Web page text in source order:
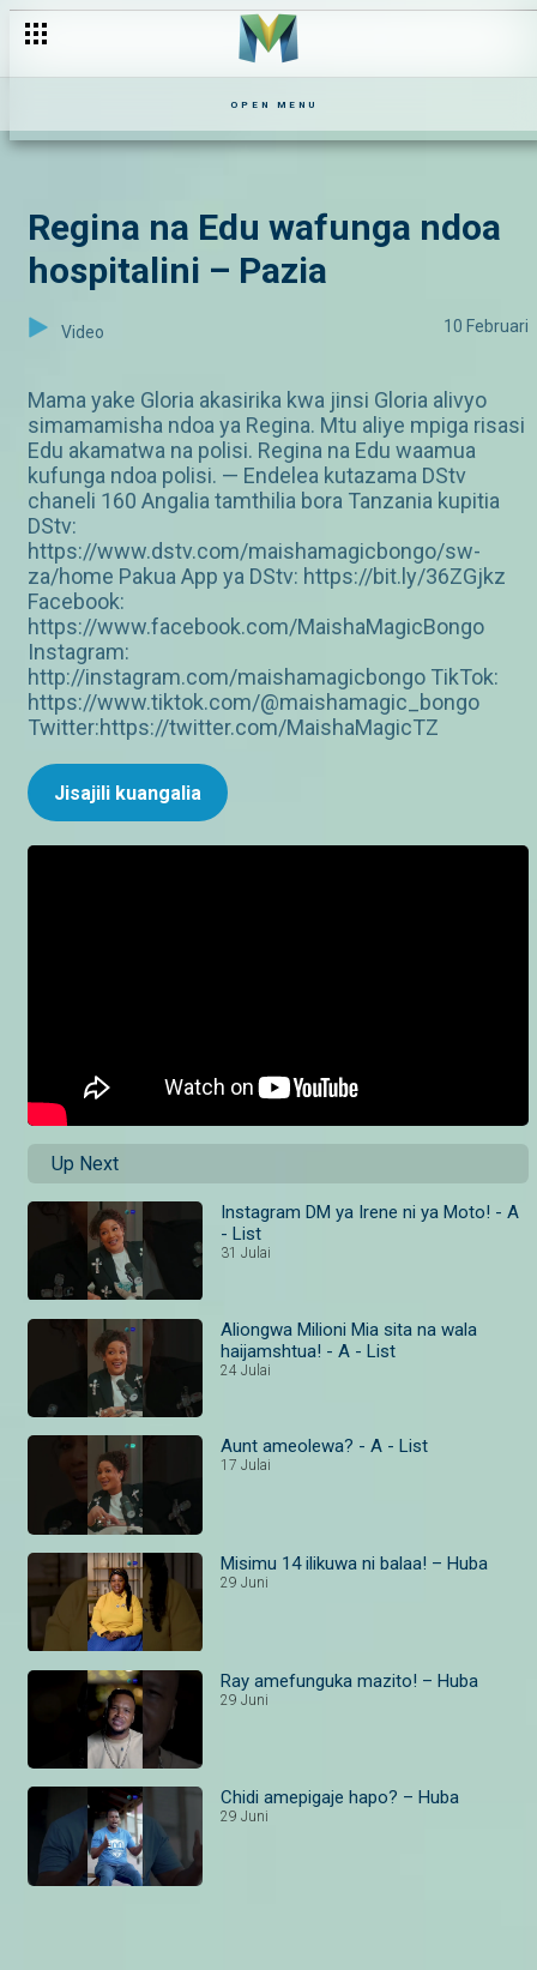
OPEN MENU
Regina na Edu wafunga ndoa
hospitalini – Pazia
Video 10 Februari
Mama yake Gloria akasirika kwa jinsi Gloria alivyo
simamamisha ndoa ya Regina. Mtu aliye mpiga risasi
Edu akamatwa na polisi. Regina na Edu waamua
kufunga ndoa polisi. — Endelea kutazama DStv
chaneli 160 Angalia tamthilia bora Tanzania kupitia
DStv:
https://www.dstv.com/maishamagicbongo/sw-
za/home Pakua App ya DStv: https://bit.ly/36ZGjkz
Facebook:
https://www.facebook.com/MaishaMagicBongo
Instagram:
http://instagram.com/maishamagicbongo TikTok:
https://www.tiktok.com/@maishamagic_bongo
Twitter:https://twitter.com/MaishaMagicTZ
Jisajili kuangalia
Up Next
Instagram DM ya Irene ni ya Moto! - A
- List
31 Julai
Aliongwa Milioni Mia sita na wala
haijamshtua! - A - List
24 Julai
Aunt ameolewa? - A - List
17 Julai
Misimu 14 ilikuwa ni balaa! – Huba
29 Juni
Ray amefunguka mazito! – Huba
29 Juni
Chidi amepigaje hapo? – Huba
29 Juni